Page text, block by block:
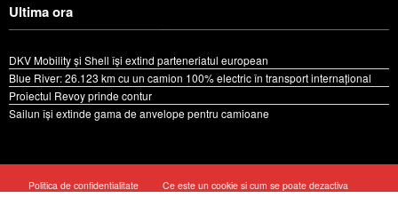
Ultima ora
DKV Mobility și Shell își extind parteneriatul european
Blue River: 26.123 km cu un camion 100% electric în transport internațional
Proiectul Revoy prinde contur
Sailun își extinde gama de anvelope pentru camioane
Politica de confidentialitate
Ce este un cookie si cum se poate dezactiva